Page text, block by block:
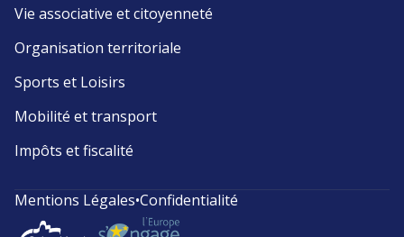
Vie associative et citoyenneté
Organisation territoriale
Sports et Loisirs
Mobilité et transport
Impôts et fiscalité
Mentions Légales•Confidentialité